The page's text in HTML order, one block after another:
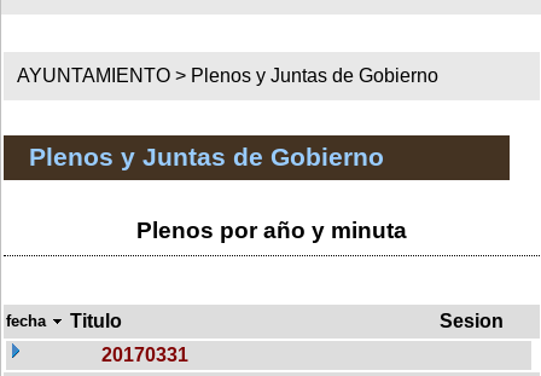
AYUNTAMIENTO > Plenos y Juntas de Gobierno
Plenos y Juntas de Gobierno
Plenos por año y minuta
fecha Titulo
Sesion
20170331